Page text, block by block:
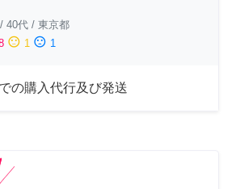
/ 40代 / 東京都
sentiment_neutral 1 sentiment_dissatisfied 1
の購入代行及び発送